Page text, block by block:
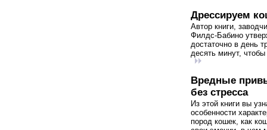
Дрессируем
Автор книги,
Филдс-Бабино
достаточно в день
десять минут, чтобы
Вредные
без стресса
Из этой книги вы
особенности
пород кошек, как